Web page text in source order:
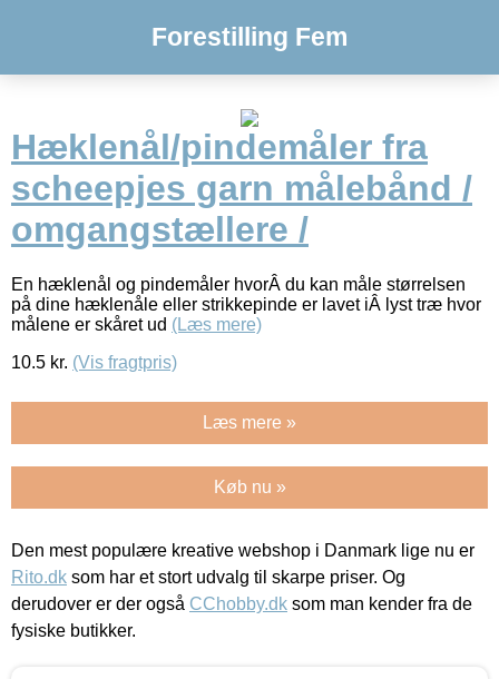
Forestilling Fem
Hæklenål/pindemåler fra
scheepjes garn målebånd /
omgangstællere /
En hæklenål og pindemåler hvorÂ du kan måle størrelsen
på dine hæklenåle eller strikkepinde er lavet iÂ lyst træ hvor
målene er skåret ud (Læs mere)
10.5 kr. (Vis fragtpris)
Læs mere »
Køb nu »
Den mest populære kreative webshop i Danmark lige nu er
Rito.dk som har et stort udvalg til skarpe priser. Og
derudover er der også CChobby.dk som man kender fra de
fysiske butikker.